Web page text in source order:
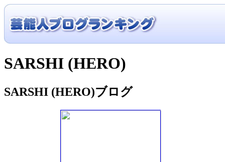
SARSHI (HERO)
SARSHI (HERO)ブログ